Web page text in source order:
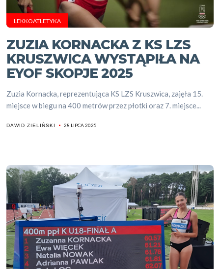
LEKKOATLETYKA
ZUZIA KORNACKA Z KS LZS
KRUSZWICA WYSTĄPIŁA NA
EYOF SKOPJE 2025
Zuzia Kornacka, reprezentująca KS LZS Kruszwica, zajęła 15.
miejsce w biegu na 400 metrów przez płotki oraz 7. miejsce...
DAWID ZIELIŃSKI 28 LIPCA 2025